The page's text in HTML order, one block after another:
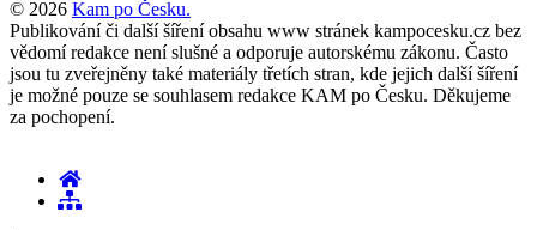
© 2026 Kam po Česku.
Publikování či další šíření obsahu www stránek kampocesku.cz bez
vědomí redakce není slušné a odporuje autorskému zákonu. Často
jsou tu zveřejněny také materiály třetích stran, kde jejich další šíření
je možné pouze se souhlasem redakce KAM po Česku. Děkujeme
za pochopení.